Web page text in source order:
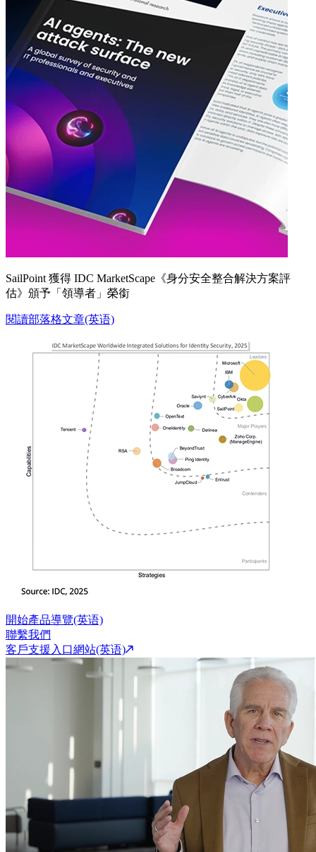
SailPoint 獲得 IDC MarketScape《身分安全整合解決方案評
估》頒予「領導者」榮銜
閱讀部落格文章(英语)
開始產品導覽(英语)
聯繫我們
客戶支援入口網站(英语)